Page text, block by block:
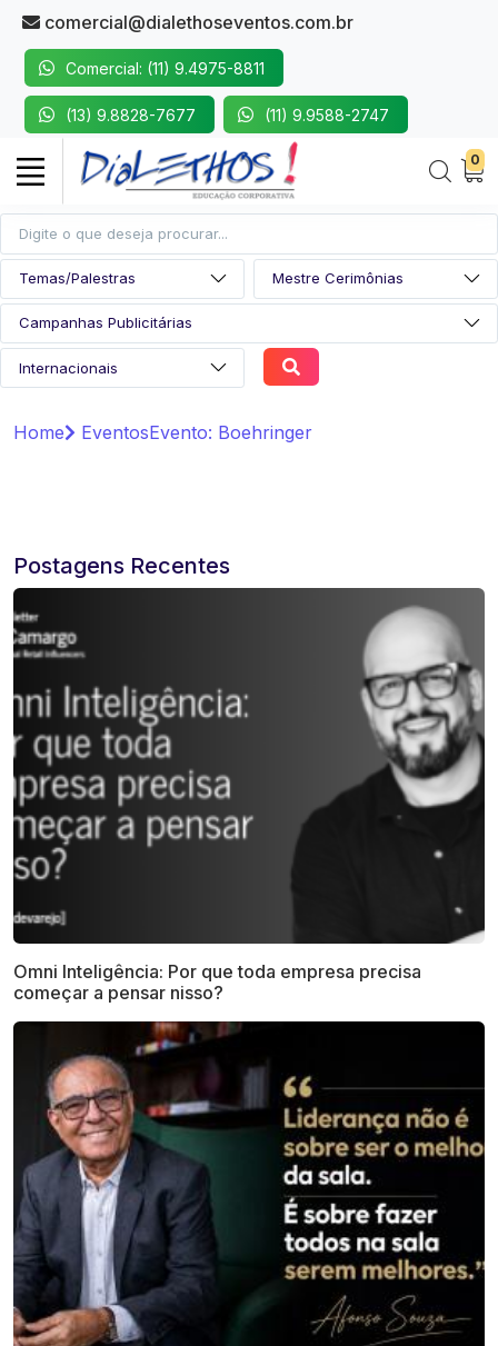
comercial@dialethoseventos.com.br
Comercial: (11) 9.4975-8811
(13) 9.8828-7677 (11) 9.9588-2747
0
Home EventosEvento: Boehringer
Postagens Recentes
Omni Inteligência: Por que toda empresa precisa
começar a pensar nisso?